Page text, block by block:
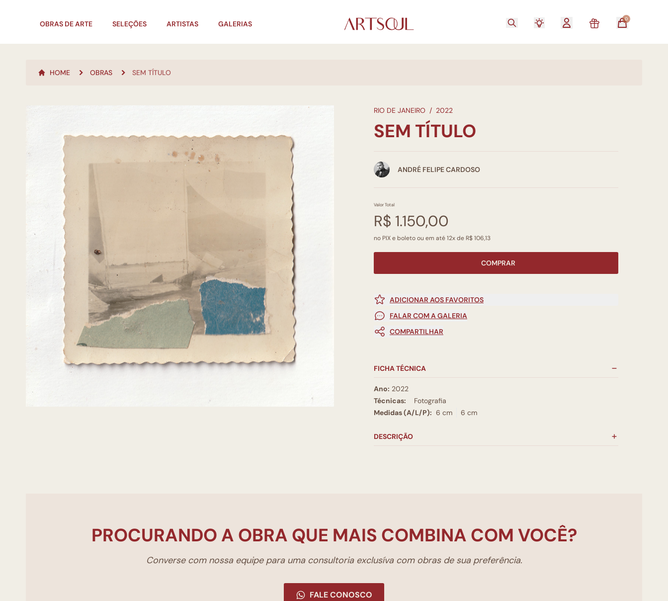
OBRAS DE ARTE SELEÇÕES ARTISTAS GALERIAS
0
HOME OBRAS SEM TÍTULO
RIO DE JANEIRO / 2022
SEM TÍTULO
ANDRÉ FELIPE CARDOSO
Valor Total
R$ 1.150,00
no PIX e boleto ou em até 12x de R$ 106,13
COMPRAR
ADICIONAR AOS FAVORITOS
FALAR COM A GALERIA
COMPARTILHAR
FICHA TÉCNICA
Ano: 2022
Técnicas:
Fotografia
Medidas (A/L/P): 6 cm 6 cm
DESCRIÇÃO
PROCURANDO A OBRA QUE MAIS COMBINA COM VOCÊ?
Converse com nossa equipe para uma consultoria exclusíva com obras de sua preferência.
FALE CONOSCO